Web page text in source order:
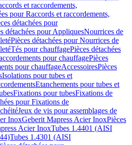
et raccordements,
pour Raccords et raccordements,
détachées pour
détachées pour AppliquesNourrices de
Pièces détachées pour Nourrices de
Tés pour chauffagePièces détachées
pour chauffagePièces
pour chauffageAccessoiresPièces
Isolations pour tubes et
Etanchements pour tubes et
Fixations pour tubesFixations de
pour Fixations de
Jeux de vis pour assemblages de
InoxGeberit Mapress Acier InoxPièces
Acier InoxTubes 1.4401 (AISI
Tubes 1.4301 (AISI